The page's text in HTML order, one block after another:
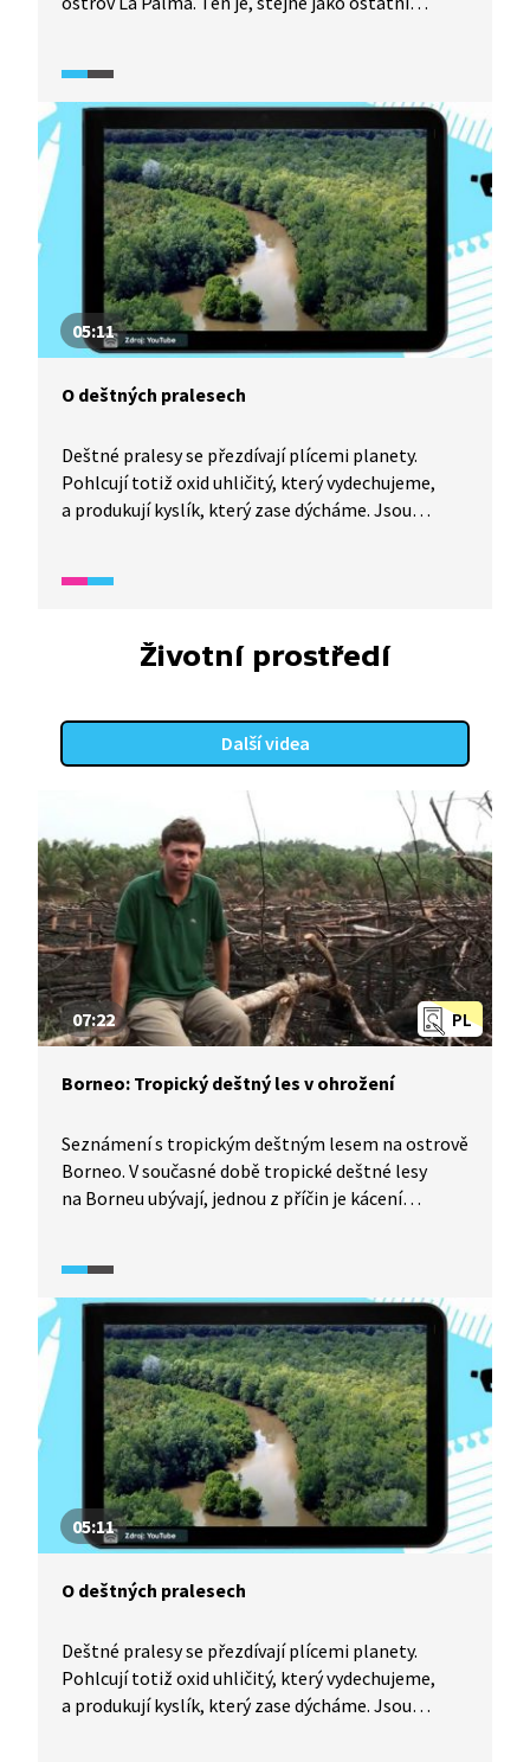
v této reportáži.
05:11
O deštných pralesech
Deštné pralesy se přezdívají plícemi planety.
Pohlcují totiž oxid uhličitý, který vydechujeme,
a produkují kyslík, který zase dýcháme. Jsou
těžby dřeva či palmy olejné. Více se o deštných
Životní prostředí
Další videa
PL
07:22
Borneo: Tropický deštný les v ohrožení
Seznámení s tropickým deštným lesem na ostrově
Borneo. V současné době tropické deštné lesy
na Borneu ubývají, jednou z příčin je kácení
ekosystémy v této oblasti je pěstování palmy
olejné. Z míst, kde jsou plantáže budovány, mizí
volně žijící druhy živočichů, včetně orangutanů.
05:11
O deštných pralesech
Deštné pralesy se přezdívají plícemi planety.
Pohlcují totiž oxid uhličitý, který vydechujeme,
a produkují kyslík, který zase dýcháme. Jsou